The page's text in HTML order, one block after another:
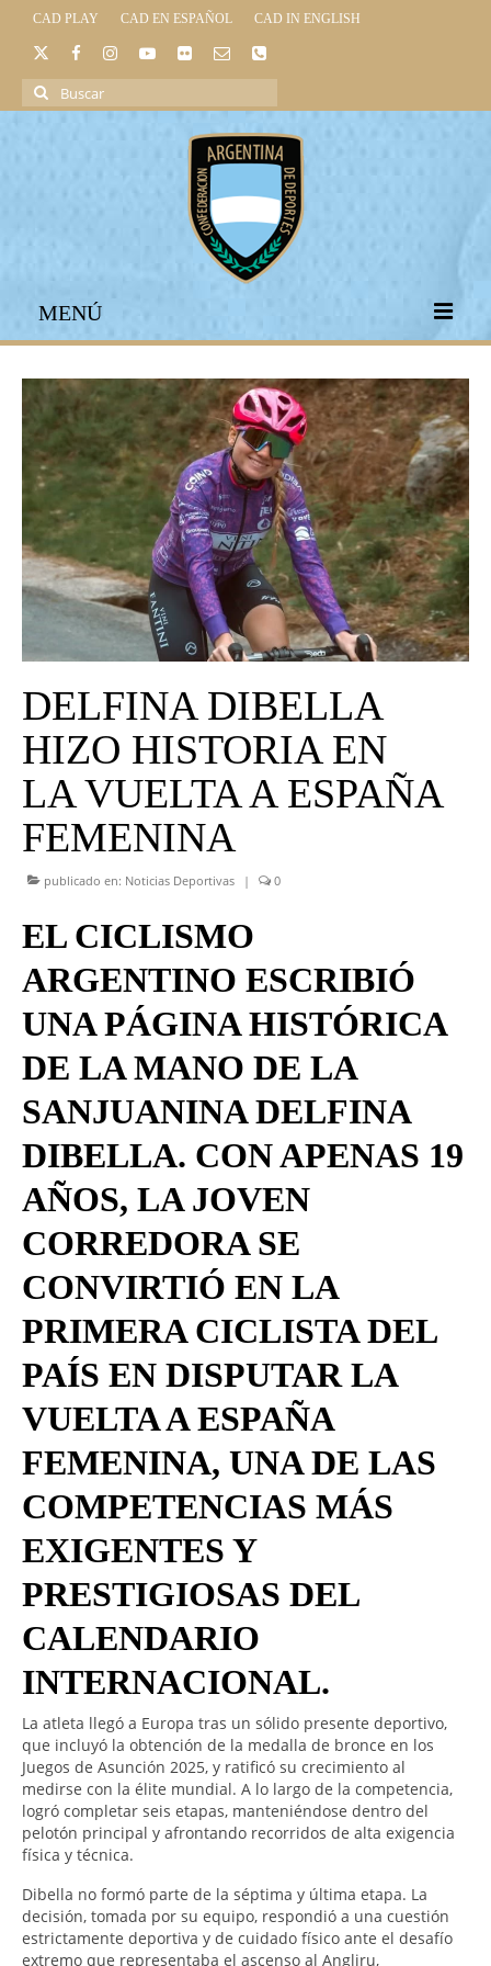
CAD PLAY CAD EN ESPAÑOL CAD IN ENGLISH
Buscar
por:
MENÚ
INICIO
INSTITUCIONAL
LEGISLACIÓN DEPORTIVA
UNIVERSO CAD
NOTICIAS
CAD MEDIA
CAD FEDERAL
DELFINA DIBELLA
HIZO HISTORIA EN
LA VUELTA A ESPAÑA
FEMENINA
publicado en: Noticias Deportivas | 0
EL CICLISMO
ARGENTINO ESCRIBIÓ
UNA PÁGINA HISTÓRICA
DE LA MANO DE LA
SANJUANINA DELFINA
DIBELLA. CON APENAS 19
AÑOS, LA JOVEN
CORREDORA SE
CONVIRTIÓ EN LA
PRIMERA CICLISTA DEL
PAÍS EN DISPUTAR LA
VUELTA A ESPAÑA
FEMENINA, UNA DE LAS
COMPETENCIAS MÁS
EXIGENTES Y
PRESTIGIOSAS DEL
CALENDARIO
INTERNACIONAL.
La atleta llegó a Europa tras un sólido presente deportivo,
que incluyó la obtención de la medalla de bronce en los
Juegos de Asunción 2025, y ratificó su crecimiento al
medirse con la élite mundial. A lo largo de la competencia,
logró completar seis etapas, manteniéndose dentro del
pelotón principal y afrontando recorridos de alta exigencia
física y técnica.
Dibella no formó parte de la séptima y última etapa. La
decisión, tomada por su equipo, respondió a una cuestión
estrictamente deportiva y de cuidado físico ante el desafío
extremo que representaba el ascenso al Angliru,